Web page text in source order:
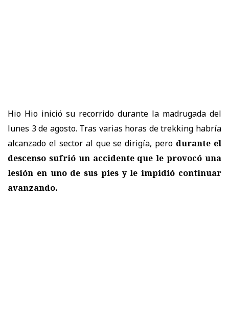
Hio Hio inició su recorrido durante la madrugada del
lunes 3 de agosto. Tras varias horas de trekking habría
alcanzado el sector al que se dirigía, pero durante el
descenso sufrió un accidente que le provocó una
lesión en uno de sus pies y le impidió continuar
avanzando.